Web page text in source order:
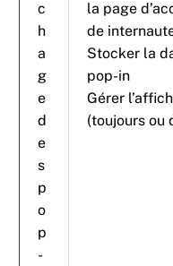
c
h
a
g
e
d
e
s
p
o
p
-
la page
de
Stocker la
pop-in
Gérer
(toujours ou